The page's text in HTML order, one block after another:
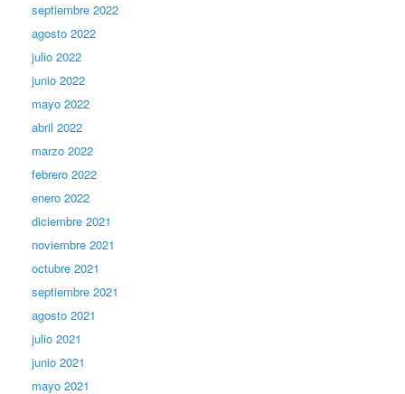
septiembre 2022
agosto 2022
julio 2022
junio 2022
mayo 2022
abril 2022
marzo 2022
febrero 2022
enero 2022
diciembre 2021
noviembre 2021
octubre 2021
septiembre 2021
agosto 2021
julio 2021
junio 2021
mayo 2021